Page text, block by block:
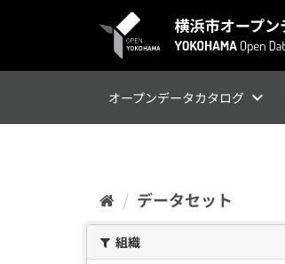
オープンデータカタログ
データセット
組織